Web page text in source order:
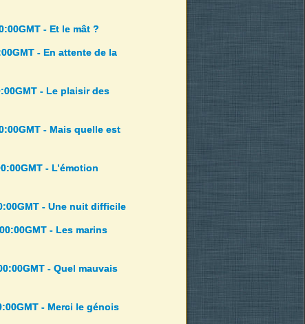
- Et le mât ?
- En attente de la
- Le plaisir des
- Mais quelle est
- L’émotion
- Une nuit difficile
- Les marins
- Quel mauvais
- Merci le génois